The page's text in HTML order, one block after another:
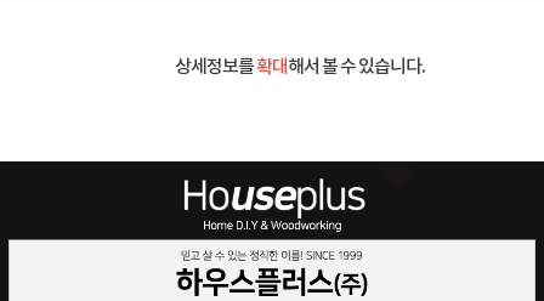
상세정보를확대해서 볼 수 있습니다.